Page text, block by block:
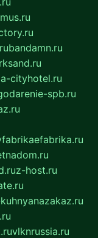
bandamn.ru
cityhotel.ru
spb.ru
z-host.ru
vlknrussia.ru